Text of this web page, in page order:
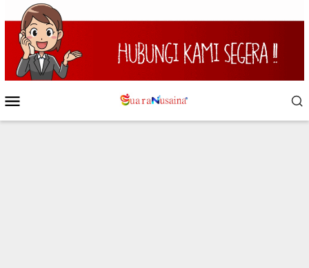
Loncat
ke
konten
Mobile